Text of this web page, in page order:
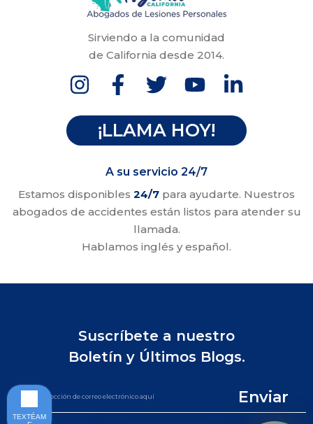
Sirviendo a la comunidad
de California desde 2014.
¡LLAMA HOY!
A su servicio 24/7
Estamos disponibles 24/7 para ayudarte. Nuestros
abogados de accidentes están listos para atender su
llamada.
Hablamos inglés y español.
Suscríbete a nuestro
Boletín y Últimos Blogs.
Enviar
TEXTÉAM